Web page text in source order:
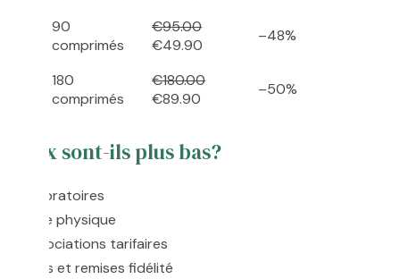
90
comprimés
€95.00
€49.90
–48%
180
comprimés
€180.00
€89.90
–50%
prix sont-ils plus bas?
laboratoires
physique
et négociations tarifaires
et remises fidélité